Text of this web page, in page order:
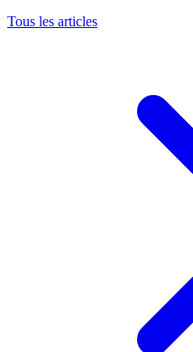
Tous les articles